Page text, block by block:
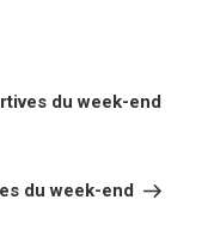
du week-end
du week-end